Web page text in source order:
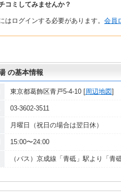
コミしてみませんか？
はログインする必要があります。 会員
の基本情報
東京都葛飾区青戸5-4-10 [周辺地図]
03-3602-3511
月曜日（祝日の場合は翌日休）
15:00〜24:00
（バス）京成線「青砥」駅より「青